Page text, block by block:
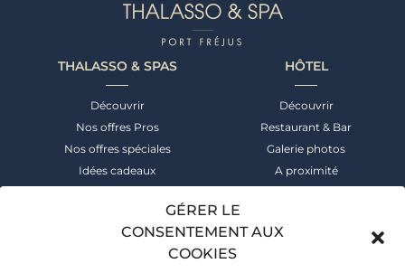
GÉRER LE
CONSENTEMENT AUX
COOKIES
THALASSO & SPAS
Découvrir
Nos offres Pros
Nos offres spéciales
Idées cadeaux
HÔTEL
Découvrir
Restaurant & Bar
Galerie photos
A proximité
Suivez notre actualité &
bénéficiez des meilleures offres